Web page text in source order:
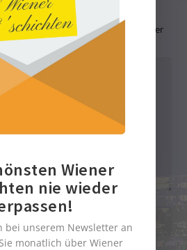
Antwort
veröffentlicht. Erforderliche Felder
Wiener
nie wieder
bei unserem Newsletter an
monatlich über Wiener